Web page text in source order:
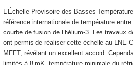
L’Échelle Provisoire des Basses
référence internationale de température
courbe de fusion de l’hélium-3. Les travaux
ont permis de réaliser cette échelle au LNE-
MFFT, révélant un excellent accord.
limités à 8 mK, température minimale du